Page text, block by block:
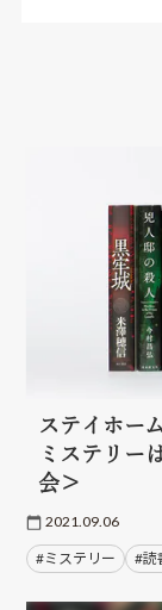
ステイホー
ミステリー
会＞
2021.09.06
#ミステリー #読